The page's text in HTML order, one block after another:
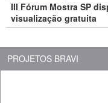
III Fórum Mostra SP
visualização gratuita
PROJETOS BRAVI